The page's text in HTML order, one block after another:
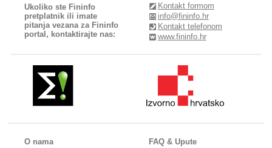
Ukoliko ste Fininfo
pretplatnik ili imate
pitanja vezana za Fininfo
portal, kontaktirajte nas:
Kontakt formom
info@fininfo.hr
Kontakt telefonom
www.fininfo.hr
O nama
FAQ & Upute